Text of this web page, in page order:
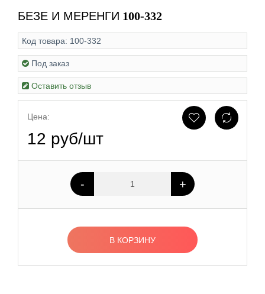
БЕЗЕ И МЕРЕНГИ 100-332
Код товара: 100-332
Под заказ
Оставить отзыв
Цена:
12 руб/шт
- +
В КОРЗИНУ